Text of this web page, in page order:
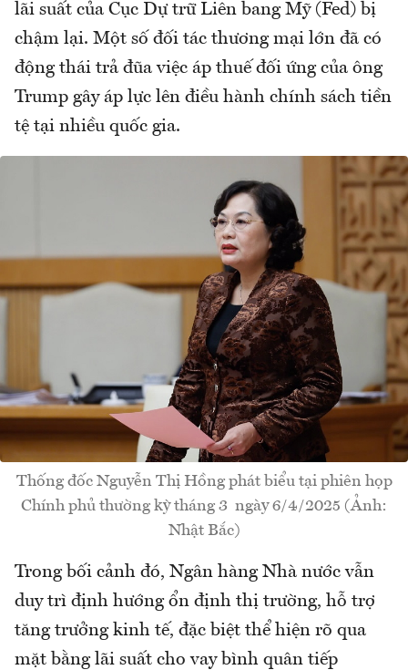
lãi suất của Cục Dự trữ Liên bang Mỹ (Fed) bị
chậm lại. Một số đối tác thương mại lớn đã có
động thái trả đũa việc áp thuế đối ứng của ông
Trump gây áp lực lên điều hành chính sách tiền
tệ tại nhiều quốc gia.
Thống đốc Nguyễn Thị Hồng phát biểu tại phiên họp
Chính phủ thường kỳ tháng 3 ngày 6/4/2025 (Ảnh:
Nhật Bắc)
Trong bối cảnh đó, Ngân hàng Nhà nước vẫn
duy trì định hướng ổn định thị trường, hỗ trợ
tăng trưởng kinh tế, đặc biệt thể hiện rõ qua
mặt bằng lãi suất cho vay bình quân tiếp